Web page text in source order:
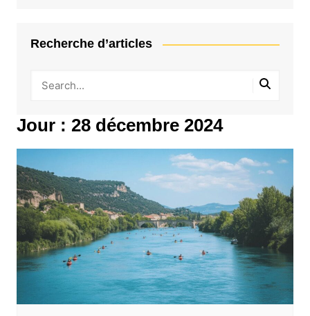
Jour : 28 décembre 2024
Recherche d’articles